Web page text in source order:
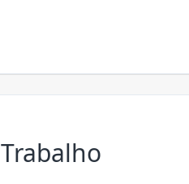
Trabalho